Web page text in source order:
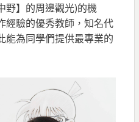
野】的周邊觀光)的機
經驗的優秀教師，知名代
能為同學們提供最專業的